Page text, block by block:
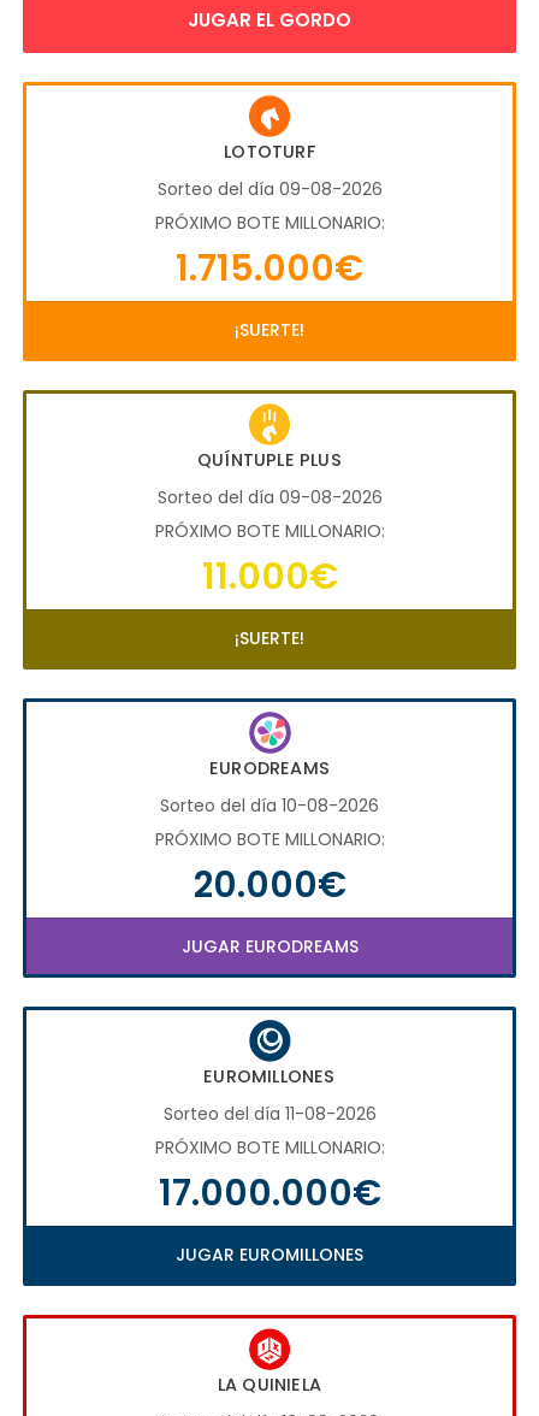
JUGAR EL GORDO
LOTOTURF
Sorteo del día 09-08-2026
PRÓXIMO BOTE MILLONARIO:
1.715.000€
¡SUERTE!
QUÍNTUPLE PLUS
Sorteo del día 09-08-2026
PRÓXIMO BOTE MILLONARIO:
11.000€
¡SUERTE!
EURODREAMS
Sorteo del día 10-08-2026
PRÓXIMO BOTE MILLONARIO:
20.000€
JUGAR EURODREAMS
EUROMILLONES
Sorteo del día 11-08-2026
PRÓXIMO BOTE MILLONARIO:
17.000.000€
JUGAR EUROMILLONES
LA QUINIELA